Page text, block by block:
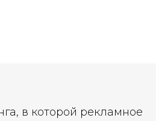
в которой рекламное